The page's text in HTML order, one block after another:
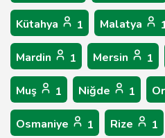
Kütahya 1 Malatya
Mardin 1 Mersin 1
Muş 1 Niğde 1
Osmaniye 1 Rize 1